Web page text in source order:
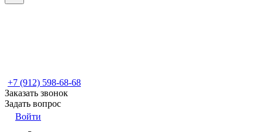
+7 (912) 598-68-68
Заказать звонок
Задать вопрос
Войти